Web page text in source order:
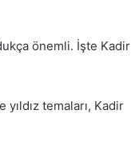
önemli. İşte Kadir
temaları, Kadir